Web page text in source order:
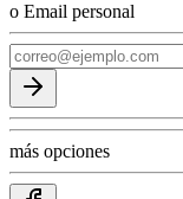
o Email personal
más opciones